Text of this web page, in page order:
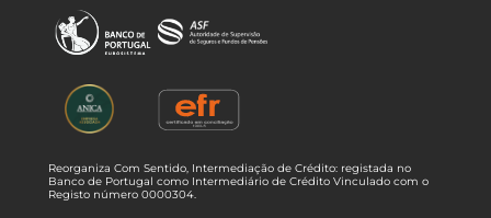
Reorganiza Com Sentido, Intermediação de Crédito: registada no
Banco de Portugal como Intermediário de Crédito Vinculado com o
Registo número 0000304.